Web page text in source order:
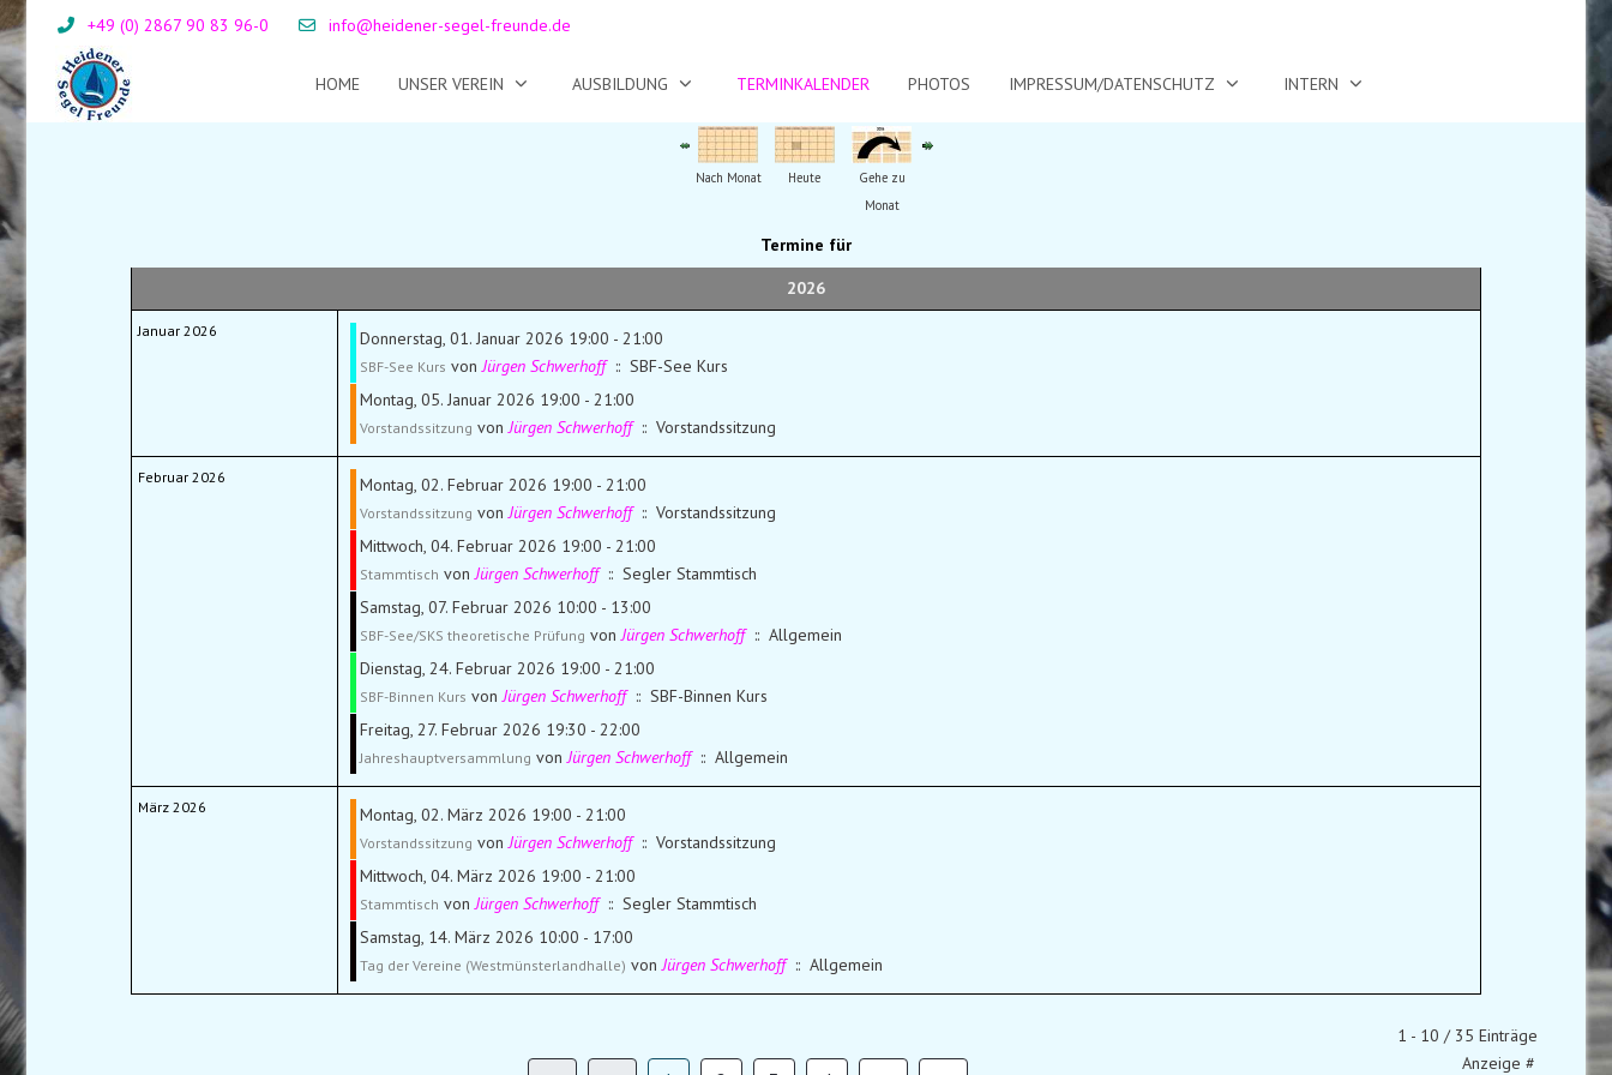
+49 (0) 2867 90 83 96-0 info@heidener-segel-freunde.de
HOME UNSER VEREIN AUSBILDUNG TERMINKALENDER PHOTOS IMPRESSUM/DATENSCHUTZ INTERN
Nach Monat Heute
Gehe zu
Monat
Termine für
2026
Januar 2026 Donnerstag, 01. Januar 2026 19:00 - 21:00
SBF-See Kurs von Jürgen Schwerhoff:: SBF-See Kurs
Montag, 05. Januar 2026 19:00 - 21:00
Vorstandssitzung von Jürgen Schwerhoff:: Vorstandssitzung
Februar 2026 Montag, 02. Februar 2026 19:00 - 21:00
Vorstandssitzung von Jürgen Schwerhoff:: Vorstandssitzung
Mittwoch, 04. Februar 2026 19:00 - 21:00
Stammtisch von Jürgen Schwerhoff:: Segler Stammtisch
Samstag, 07. Februar 2026 10:00 - 13:00
SBF-See/SKS theoretische Prüfung von Jürgen Schwerhoff:: Allgemein
Dienstag, 24. Februar 2026 19:00 - 21:00
SBF-Binnen Kurs von Jürgen Schwerhoff:: SBF-Binnen Kurs
Freitag, 27. Februar 2026 19:30 - 22:00
Jahreshauptversammlung von Jürgen Schwerhoff:: Allgemein
März 2026 Montag, 02. März 2026 19:00 - 21:00
Vorstandssitzung von Jürgen Schwerhoff:: Vorstandssitzung
Mittwoch, 04. März 2026 19:00 - 21:00
Stammtisch von Jürgen Schwerhoff:: Segler Stammtisch
Samstag, 14. März 2026 10:00 - 17:00
Tag der Vereine (Westmünsterlandhalle) von Jürgen Schwerhoff:: Allgemein
1 - 10 / 35 Einträge
Anzeige #